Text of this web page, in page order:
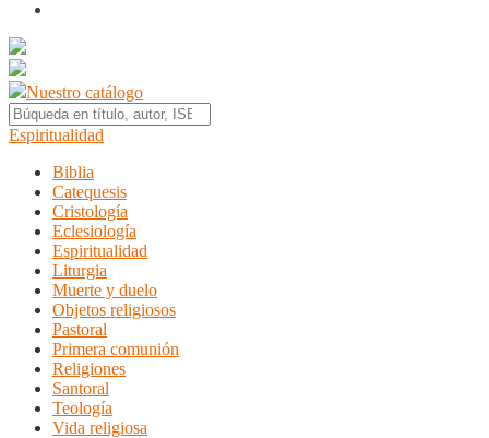
Nuestro catálogo
Espiritualidad
Biblia
Catequesis
Cristología
Eclesiología
Espiritualidad
Liturgia
Muerte y duelo
Objetos religiosos
Pastoral
Primera comunión
Religiones
Santoral
Teología
Vida religiosa